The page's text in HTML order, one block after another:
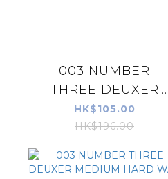
003 NUMBER
THREE DEUXER
AQUA GEL WAX 6G
HK$105.00
HK$196.00